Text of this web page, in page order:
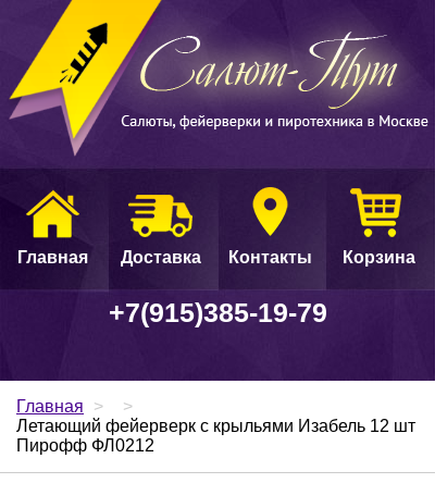
Главная Доставка Контакты Корзина
+7(915)385-19-79
Главная >
>
Летающий фейерверк с крыльями Изабель 12 шт
Пирофф ФЛ0212